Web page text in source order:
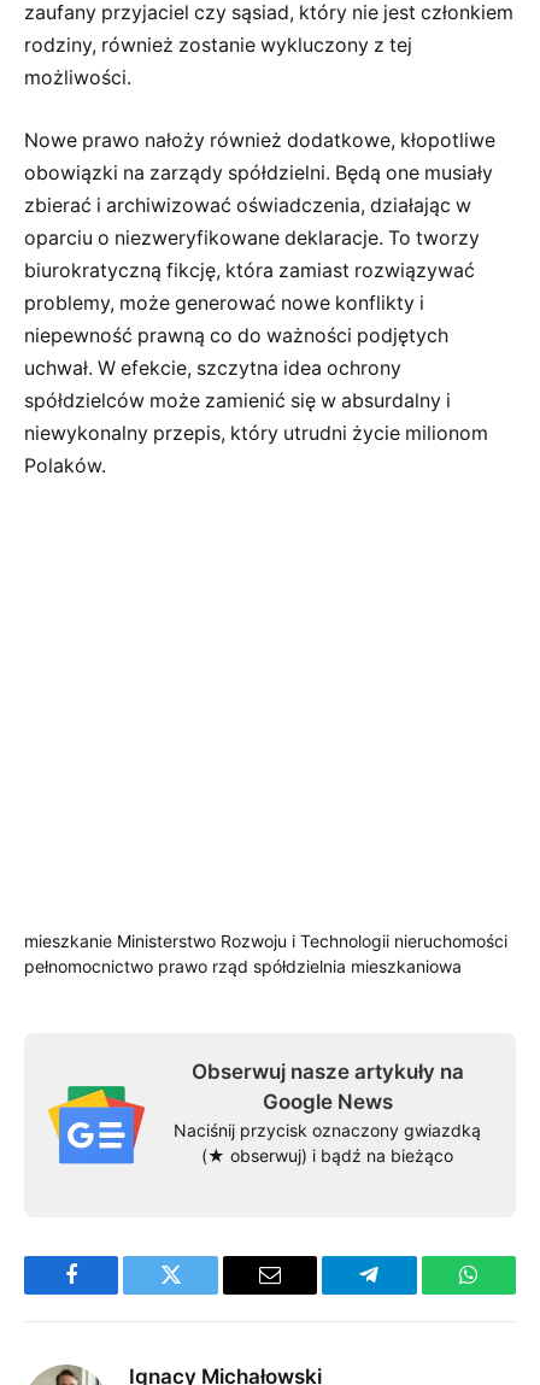
zaufany przyjaciel czy sąsiad, który nie jest członkiem
rodziny, również zostanie wykluczony z tej
możliwości.
Nowe prawo nałoży również dodatkowe, kłopotliwe
obowiązki na zarządy spółdzielni. Będą one musiały
zbierać i archiwizować oświadczenia, działając w
oparciu o niezweryfikowane deklaracje. To tworzy
biurokratyczną fikcję, która zamiast rozwiązywać
problemy, może generować nowe konflikty i
niepewność prawną co do ważności podjętych
uchwał. W efekcie, szczytna idea ochrony
spółdzielców może zamienić się w absurdalny i
niewykonalny przepis, który utrudni życie milionom
Polaków.
mieszkanie Ministerstwo Rozwoju i Technologii nieruchomości
pełnomocnictwo prawo rząd spółdzielnia mieszkaniowa
Obserwuj nasze artykuły na
Google News
Naciśnij przycisk oznaczony gwiazdką
(★ obserwuj) i bądź na bieżąco
Facebook Twitter Email Telegram
Ignacy Michałowski